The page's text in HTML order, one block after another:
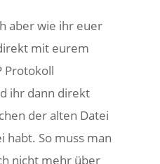
aber wie ihr euer
mit eurem
Protokoll
ihr dann direkt
der alten Datei
habt. So muss man
nicht mehr über